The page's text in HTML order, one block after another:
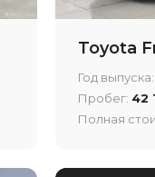
Toyota
Год
Пробег: 42
Полная